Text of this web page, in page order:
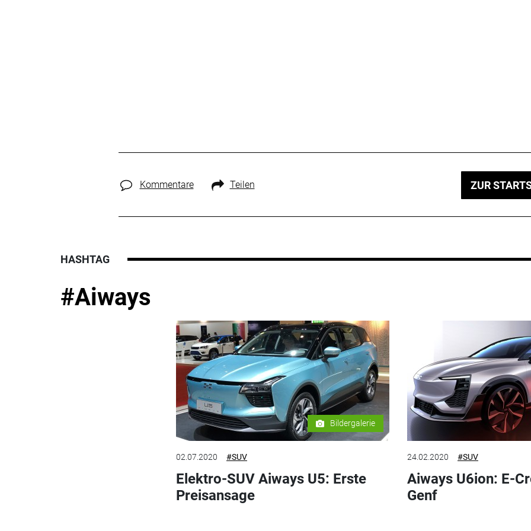
Kommentare Teilen ZUR
HASHTAG
#Aiways
Bildergalerie
02.07.2020 #SUV
Elektro-SUV Aiways U5: Erste
Preisansage
24.02.2020 #SUV
Aiways U6ion: E-
Genf